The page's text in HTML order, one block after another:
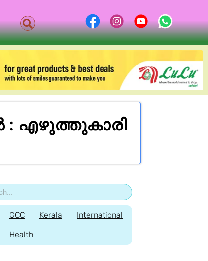
: എഴുത്തുകാരി
GCC Kerala International
Health